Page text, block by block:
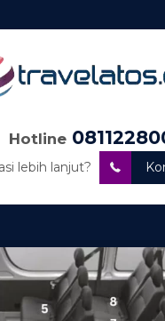
Hotline
lebih lanjut?